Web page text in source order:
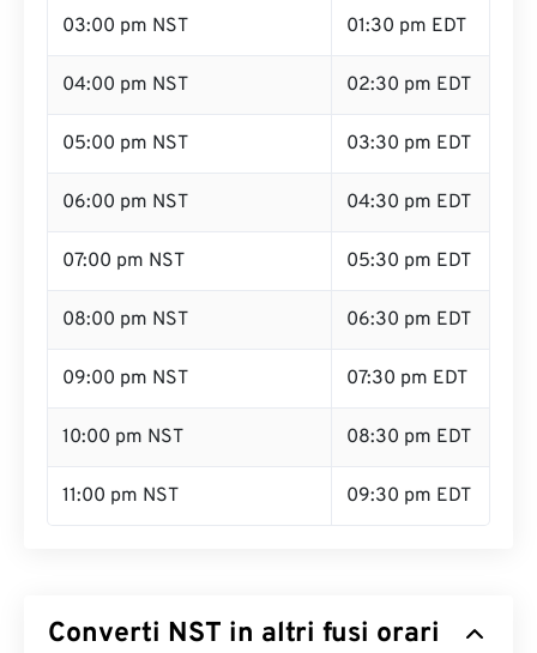
03:00 pm NST 01:30 pm EDT
04:00 pm NST 02:30 pm EDT
05:00 pm NST 03:30 pm EDT
06:00 pm NST 04:30 pm EDT
07:00 pm NST 05:30 pm EDT
08:00 pm NST 06:30 pm EDT
09:00 pm NST 07:30 pm EDT
10:00 pm NST 08:30 pm EDT
11:00 pm NST 09:30 pm EDT
Converti NST in altri fusi orari